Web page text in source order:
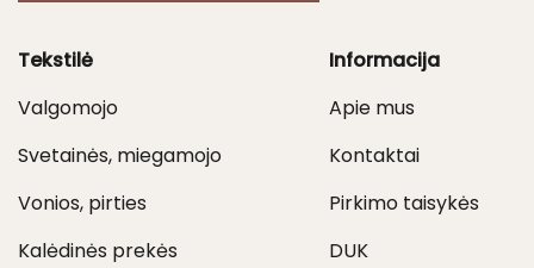
Tekstilė
Valgomojo
Svetainės, miegamojo
Vonios, pirties
Kalėdinės prekės
Informacija
Apie mus
Kontaktai
Pirkimo taisykės
DUK